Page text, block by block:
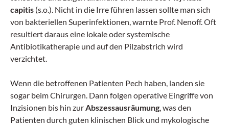
capitis (s.o.). Nicht in die Irre führen lassen sollte man sich
von bakteriellen Superinfektionen, warnte Prof. Nenoff. Oft
resultiert daraus eine lokale oder systemische
Antibiotikatherapie und auf den Pilzabstrich wird
verzichtet.
Wenn die betroffenen Patienten Pech haben, landen sie
sogar beim Chirurgen. Dann folgen operative Eingriffe von
Inzisionen bis hin zur Abszessausräumung , was den
Patienten durch guten klinischen Blick und mykologische